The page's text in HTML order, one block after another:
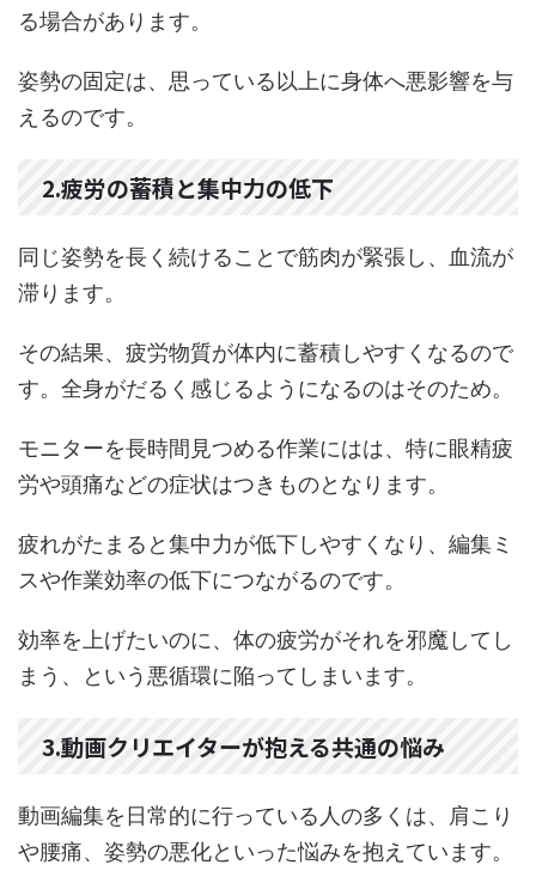
る場合があります。
姿勢の固定は、思っている以上に身体へ悪影響を与
えるのです。
2.疲労の蓄積と集中力の低下
同じ姿勢を長く続けることで筋肉が緊張し、血流が
滞ります。
その結果、疲労物質が体内に蓄積しやすくなるので
す。全身がだるく感じるようになるのはそのため。
モニターを長時間見つめる作業にはは、特に眼精疲
労や頭痛などの症状はつきものとなります。
疲れがたまると集中力が低下しやすくなり、編集ミ
スや作業効率の低下につながるのです。
効率を上げたいのに、体の疲労がそれを邪魔してし
まう、という悪循環に陥ってしまいます。
3.動画クリエイターが抱える共通の悩み
動画編集を日常的に行っている人の多くは、肩こり
や腰痛、姿勢の悪化といった悩みを抱えています。